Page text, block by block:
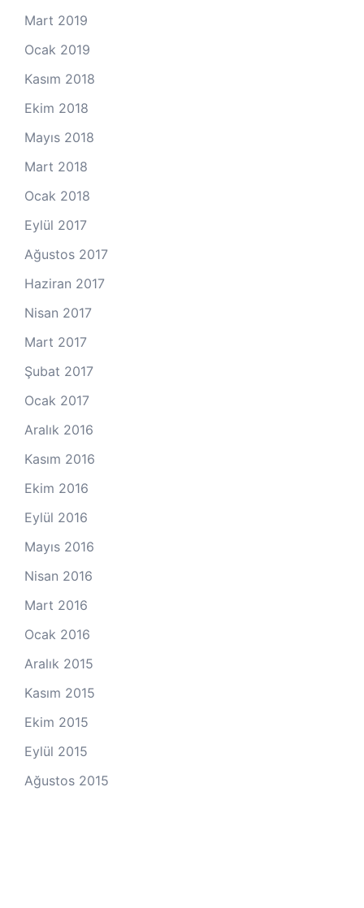
Mart 2019
Ocak 2019
Kasım 2018
Ekim 2018
Mayıs 2018
Mart 2018
Ocak 2018
Eylül 2017
Ağustos 2017
Haziran 2017
Nisan 2017
Mart 2017
Şubat 2017
Ocak 2017
Aralık 2016
Kasım 2016
Ekim 2016
Eylül 2016
Mayıs 2016
Nisan 2016
Mart 2016
Ocak 2016
Aralık 2015
Kasım 2015
Ekim 2015
Eylül 2015
Ağustos 2015